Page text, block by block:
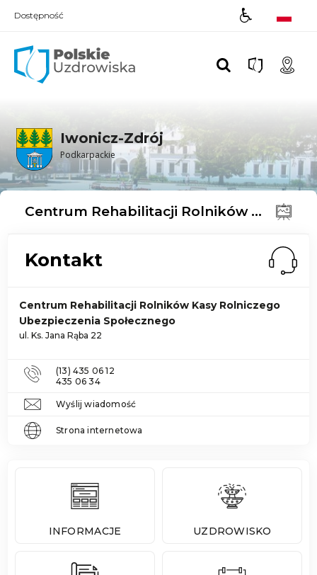
Dostępność
Iwonicz-Zdrój
Podkarpackie
Centrum Rehabilitacji Rolników Kasy Rolniczego Ubezpieczenia Społecznego
Kontakt
Centrum Rehabilitacji Rolników Kasy Rolniczego
Ubezpieczenia Społecznego
ul. Ks. Jana Rąba 22
(13) 435 06 12
435 06 34
Wyślij wiadomość
Strona internetowa
INFORMACJE UZDROWISKO